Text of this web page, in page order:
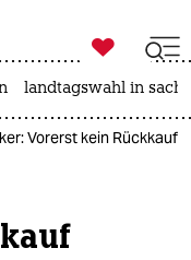

taz zahl ich
landtagswahl in
Vorerst kein Rückkauf